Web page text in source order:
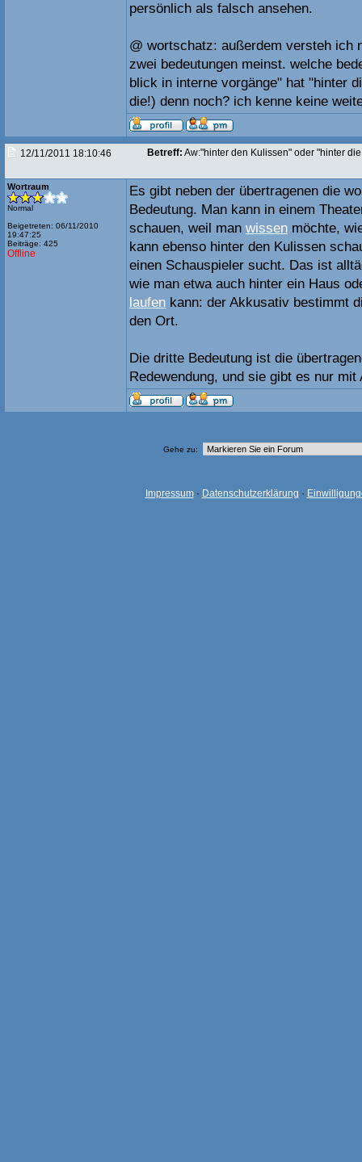
persönlich als falsch ansehen.
@ wortschatz: außerdem versteh ich
zwei bedeutungen meinst. welche
blick in interne vorgänge" hat "hinter
die!) denn noch? ich kenne keine
12/11/2011 18:10:46 Betreff: Aw:"hinter den Kulissen" oder "hinter
Wortraum
Normal
Beigetreten: 06/11/2010
19:47:25
Beiträge: 425
Offline
Es gibt neben der übertragenen die
Bedeutung. Man kann in einem
schauen, weil man wissen möchte,
kann ebenso hinter den Kulissen
einen Schauspieler sucht. Das ist
wie man etwa auch hinter ein Haus
laufen kann: der Akkusativ bestimmt
den Ort.
Die dritte Bedeutung ist die
Redewendung, und sie gibt es nur mit
Gehe zu:
Impressum· Datenschutzerklärung ·